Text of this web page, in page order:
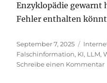
Enzyklopädie gewarnt
Fehler enthalten
Veröffentlicht
am
September 7, 2025
Falschinformation, KI, LLM,
Schreibe einen Kommentar